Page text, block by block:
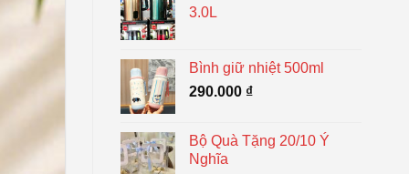
3.0L
Bình giữ nhiệt 500ml
290.000 ₫
Bộ Quà Tặng 20/10 Ý
Nghĩa